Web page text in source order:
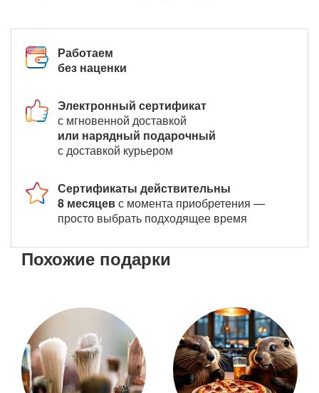
Работаем
без наценки
Электронный сертификат
с мгновенной доставкой
или нарядный подарочный
с доставкой курьером
Сертификаты действительны
8 месяцевс момента приобретения —
просто выбрать подходящее время
Похожие подарки